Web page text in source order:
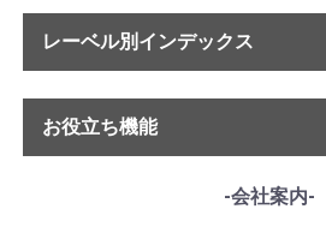
(pf)/ グリーグ:Pf協奏
曲, フランク:交響変奏
曲, リトルフ:交響的協
奏曲4番～スケルツォ
(pf)/ グ
曲, フラ
曲, リト
奏曲4番
・バッハ
・ヘンデル
・モーツァルト
・ハイドン
・ベートーヴェン
・シューベルト
レーベル別インデックス
・ETERNA
・MELODIYA
・DECCA
お役立ち機能
-会社案内-